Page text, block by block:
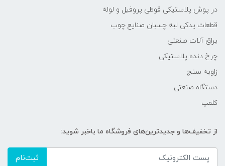
در پوش پلاستیکی قوطی پروفیل و لوله
قطعات یدکی لبه چسبان صنایع چوب
یراق آلات صنعتی
چرخ دنده پلاستیکی
زاویه سنج
دستگاه صنعتی
کلمپ
از تخفیف‌ها و جدیدترین‌های فروشگاه ما باخبر شوید:
ثبت‌نام